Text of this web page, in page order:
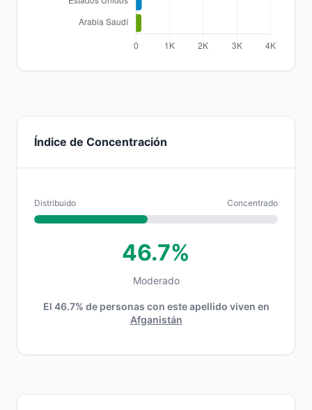
Índice de Concentración
Distribuido Concentrado
46.7%
Moderado
El 46.7% de personas con este apellido viven en
Afganistán